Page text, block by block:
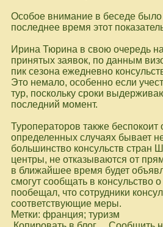
Особое внимание в беседе
последнее время этот
Ирина Тюрина в свою очередь
принятых заявок, по данным
пик сезона ежедневно
Это немало, особенно если
тур, поскольку сроки
последний момент.
Туроператоров также беспокоит
определенных случаях бывает
большинство консульств
центры, не отказываются от
в ближайшее время будет
смогут сообщать в консульство
пообещал, что сотрудники
соответствующие меры.
Метки: франция; туризм